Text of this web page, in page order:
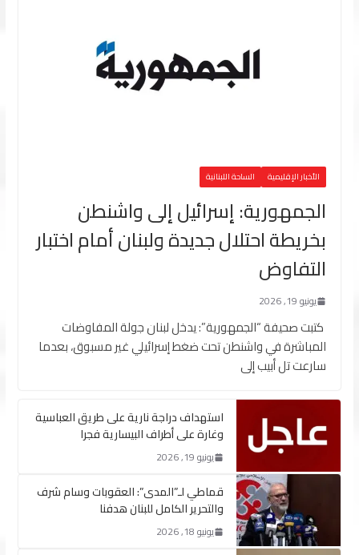
الأخبار الإقليمية الساحة اللبنانية
الجمهورية: إسرائيل إلى واشنطن
بخريطة احتلال جديدة ولبنان أمام اختبار
التفاوض
يونيو 19, 2026
كتبت صحيفة “الجمهورية”: يدخل لبنان جولة المفاوضات
المباشرة في واشنطن تحت ضغط إسرائيلي غير مسبوق، بعدما
سارعت تل أبيب إلى
استهداف دراجة نارية على طريق العباسية
وغارة على أطراف البيسارية فجرا
يونيو 19, 2026
قماطي لـ”المدى”: العقوبات وسام شرف
والتحرير الكامل للبنان هدفنا
يونيو 18, 2026